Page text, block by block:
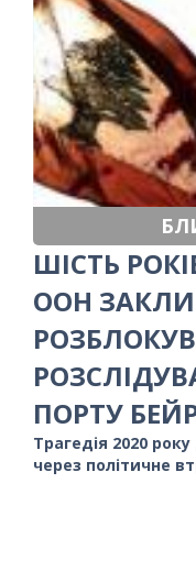
ШІСТЬ
ООН
ПОРТУ
Трагедія 2020
через політичне